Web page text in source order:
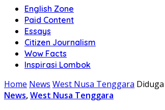
English Zone
Paid Content
Essays
Citizen Journalism
Wow Facts
Inspirasi Lombok
Home News West Nusa Tenggara
News,West Nusa Tenggara